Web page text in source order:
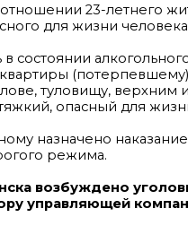
23-летнего
для жизни
состоянии
туловищу,
опасный для
назначено
режима.
возбуждено
управляющей